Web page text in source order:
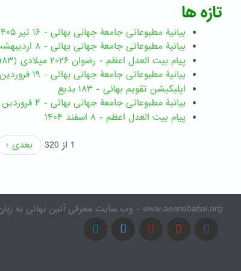
تازه ها
بیانیۀ مطبوعاتی جامعۀ جهانی بهائی - ۱۶ تیر ۱۴۰۵
بیانیۀ مطبوعاتی جامعۀ جهانی بهائی - ۸ اردیبهشت ۱۴۰۵
پیام بیت العدل اعظم - رضوان ۲۰۲۶ میلادی (۱۸۳بدیع)
بیانیۀ مطبوعاتی جامعۀ جهانی بهائی - ۱۹ فروردین ۱۴۰۵
اپلیکیشن تقویم بهائی - ۱۸۳ بدیع
بیانیۀ مطبوعاتی جامعۀ جهانی بهائی - ۴ فروردین ۱۴۰۵
پیام بیت العدل اعظم - ۸ اسفند ۱۴۰۴
1 از 320
بعدی ›
www.aeenebahai.org - وب سایت معرفی آئین بهائی به زبان فارسی